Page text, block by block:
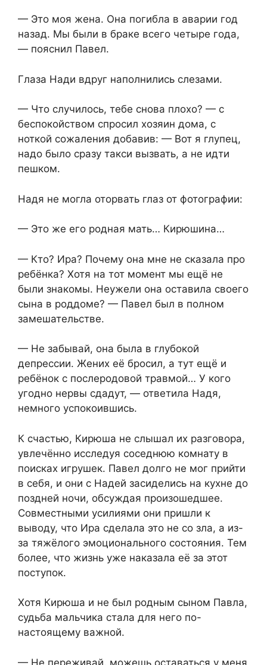
— Это моя жена. Она погибла в аварии год
назад. Мы были в браке всего четыре года,
— пояснил Павел.
Глаза Нади вдруг наполнились слезами.
— Что случилось, тебе снова плохо? — с
беспокойством спросил хозяин дома, с
ноткой сожаления добавив: — Вот я глупец,
надо было сразу такси вызвать, а не идти
пешком.
Надя не могла оторвать глаз от фотографии:
— Это же его родная мать… Кирюшина…
— Кто? Ира? Почему она мне не сказала про
ребёнка? Хотя на тот момент мы ещё не
были знакомы. Неужели она оставила своего
сына в роддоме? — Павел был в полном
замешательстве.
— Не забывай, она была в глубокой
депрессии. Жених её бросил, а тут ещё и
ребёнок с послеродовой травмой… У кого
угодно нервы сдадут, — ответила Надя,
немного успокоившись.
К счастью, Кирюша не слышал их разговора,
увлечённо исследуя соседнюю комнату в
поисках игрушек. Павел долго не мог прийти
в себя, и они с Надей засиделись на кухне до
поздней ночи, обсуждая произошедшее.
Совместными усилиями они пришли к
выводу, что Ира сделала это не со зла, а из-
за тяжёлого эмоционального состояния. Тем
более, что жизнь уже наказала её за этот
поступок.
Хотя Кирюша и не был родным сыном Павла,
судьба мальчика стала для него по-
настоящему важной.
— Не переживай, можешь оставаться у меня